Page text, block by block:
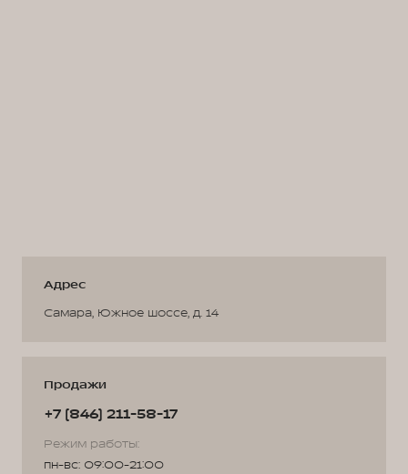
Адрес
Самара, Южное шоссе, д. 14
Продажи
+7 (846) 211-58-17
Режим работы:
пн-вс: 09:00-21:00